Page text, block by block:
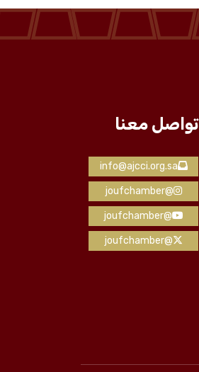
تواصل معنا
info@ajcci.org.sa
@joufchamber
@joufchamber
@joufchamber